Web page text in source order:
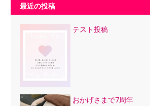
最近の投稿
テスト投稿
おかげさまで7周年